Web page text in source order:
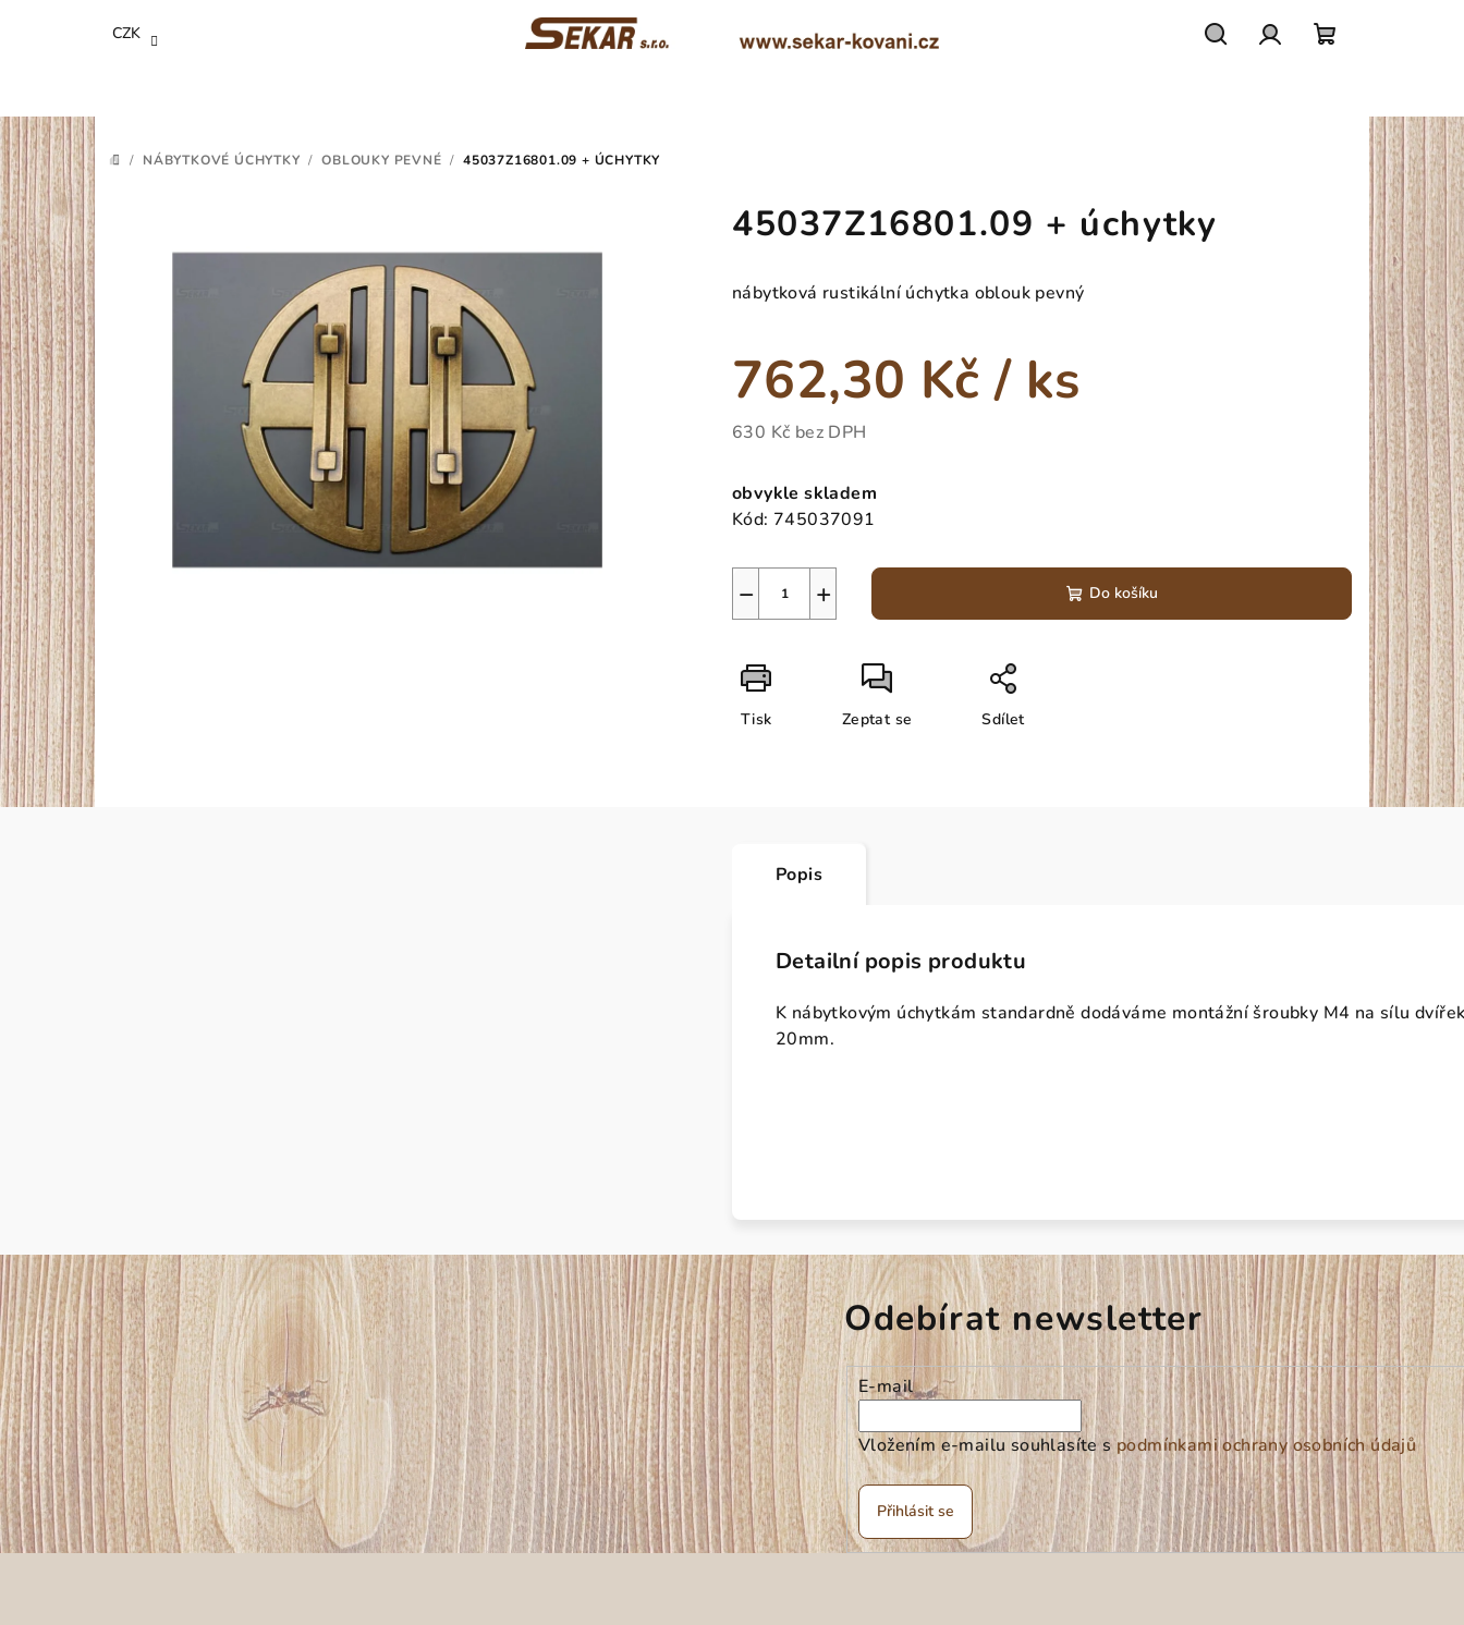
CZK
košík
DOMŮ
/ NÁBYTKOVÉ ÚCHYTKY / OBLOUKY PEVNÉ / 45037Z16801.09 + ÚCHYTKY
45037Z16801.09 + úchytky
nábytková rustikální úchytka oblouk pevný
762,30 Kč/ ks
630 Kč bez DPH
cena:
obvykle skladem
Kód: 745037091
+
− Do košíku
Tisk Zeptat se Sdílet
Popis
Detailní popis produktu
K nábytkovým úchytkám standardně dodáváme montážní šroubky M4 na sílu
20mm.
Odebírat newsletter
E-mail
Vložením e-mailu souhlasíte spodmínkami ochrany osobních údajů
Přihlásit se